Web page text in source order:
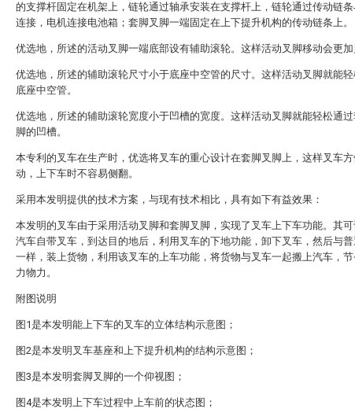
的支撑杆固定在机架上，链轮通过轴承安装在支撑杆上，链轮通过传动链
连接，电机连接电池箱；套脚叉脚一端固定在上下提升机构的传动链条上。
优选地，所述的活动叉脚一端底部设有辅助滚轮。这样活动叉脚移动会更加
优选地，所述的辅助滚轮尺寸小于底座中空管的尺寸。这样活动叉脚就能
底座中空管。
优选地，所述的辅助滚轮宽度小于凹槽的宽度。这样活动叉脚就能轻松通过
脚的凹槽。
本专利的叉车在生产时，优选将叉车的重心设计在套脚叉脚上，这样叉车
动，上下车时不容易侧翻。
采用本发明提供的技术方案，与现有技术相比，具有如下有益效果：
本发明的叉车由于采用活动叉脚和套脚叉脚，实现了叉车上下车功能。其
汽车自带叉车，到达目的地后，利用叉车的下地功能，卸下叉车，然后与
一样，装上货物，利用该叉车的上车功能，将货物与叉车一起搬上汽车，节
力物力。
附图说明
图1是本发明能上下车的叉车的立体结构示意图；
图2是本发明叉车基座和上下提升机构的结构示意图；
图3是本发明套脚叉脚的一个仰视图；
图4是本发明上下车过程中上车前的状态图；